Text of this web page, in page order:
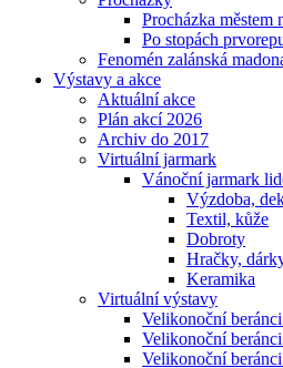
Procházka městem
Po stopách
Fenomén zalánská
Výstavy a akce
Aktuální akce
Plán akcí 2026
Archiv do 2017
Virtuální jarmark
Vánoční jarmark
Výzdoba,
Textil, kůže
Dobroty
Hračky,
Keramika
Virtuální výstavy
Velikonoční
Velikonoční
Velikonoční